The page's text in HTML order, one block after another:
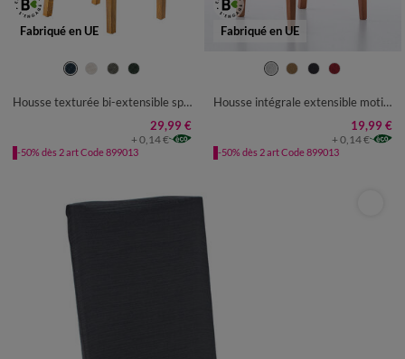
Fabriqué en UE
Housse texturée bi-extensible spéciale chaise
29,99 €
+ 0,14 €
-50% dès 2 art Code 899013
Fabriqué en UE
Housse intégrale extensible motif jacquard "serpentins" spéciale chaise
19,99 €
+ 0,14 €
-50% dès 2 art Code 899013